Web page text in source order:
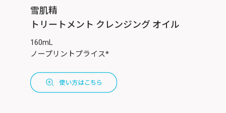
雪肌精
トリートメント クレンジング オイル
160mL
ノープリントプライス*